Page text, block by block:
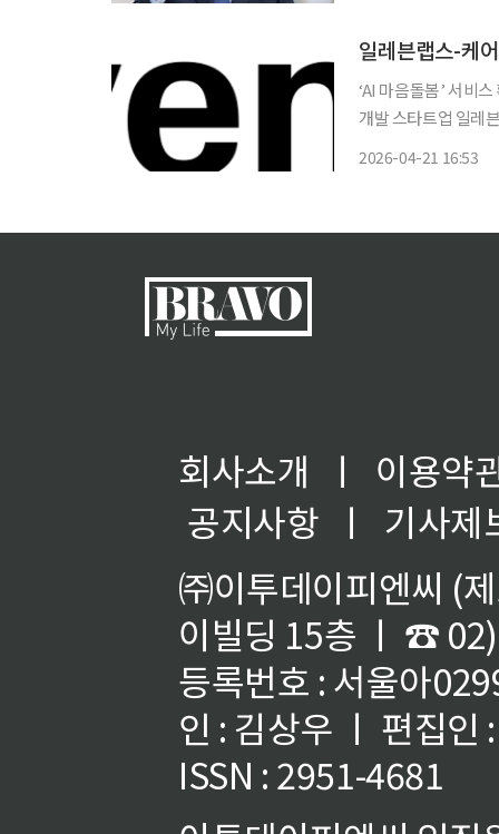
일레븐랩스-케
‘AI 마음돌봄’ 서비스 확대
개발 스타트업 일레
2026-04-21 16:53
회사소개 ㅣ
이용약
공지사항
ㅣ
기사제
㈜이투데이피엔씨 (
이빌딩 15층 ㅣ ☎
등록번호 : 서울아
인 : 김상우 ㅣ 편집인
ISSN : 2951-4681